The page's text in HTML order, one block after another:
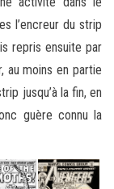
l’encreur du strip
repris ensuite par
au moins en partie
jusqu’à la fin, en
guère connu la